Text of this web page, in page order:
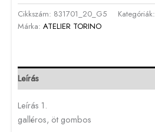
Cikkszám: 831701_20_G5 Kategóriák:
Márka: ATELIER TORINO
Leírás
Leírás 1.
galléros, öt gombos